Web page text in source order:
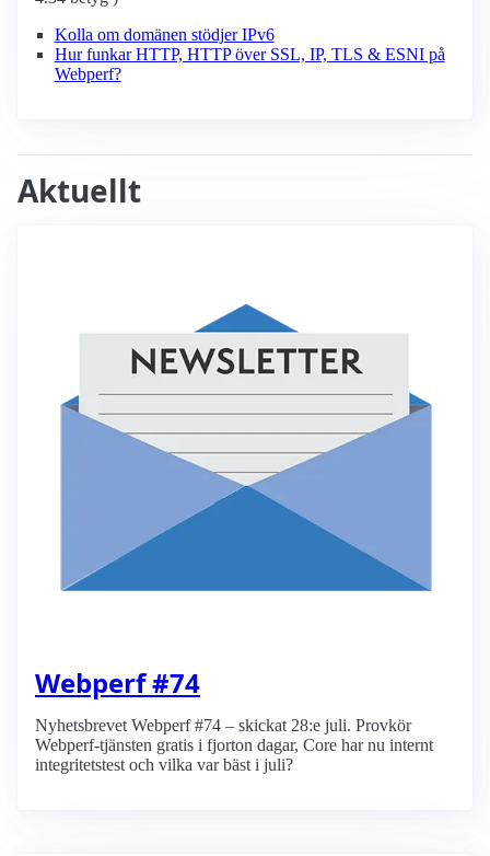
Kolla om domänen stödjer IPv6
Hur funkar HTTP, HTTP över SSL, IP, TLS & ESNI på
Webperf?
Aktuellt
Webperf #74
Nyhetsbrevet Webperf #74 – skickat 28:e juli. Provkör
Webperf-tjänsten gratis i fjorton dagar, Core har nu internt
integritetstest och vilka var bäst i juli?